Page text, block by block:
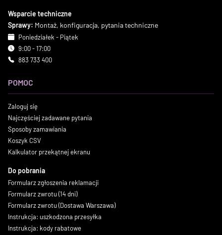
Wsparcie techniczne
Sprawy: Montaż, konfiguracja, pytania techniczne
Poniedziałek - Piątek
9:00 - 17:00
883 733 400
POMOC
Zaloguj się
Najczęściej zadawane pytania
Sposoby zamawiania
Koszyk CSV
Kalkulator przekątnej ekranu
Do pobrania
Formularz zgłoszenia reklamacji
Formularz zwrotu (14 dni)
Formularz zwrotu (Dostawa Warszawa)
Instrukcja: uszkodzona przesyłka
Instrukcja: kody rabatowe